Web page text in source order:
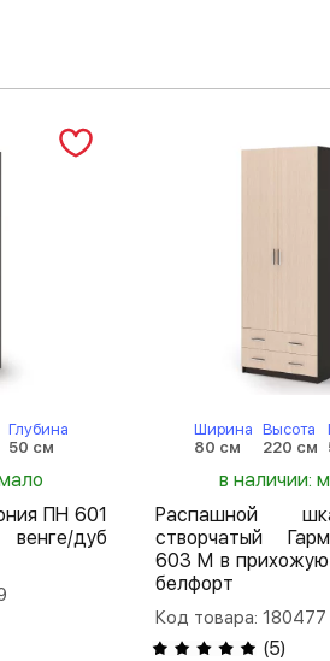
Глубина
50 см
ПН 601
дуб
Ширина
80 см
Высота
220 см
в наличии:
Распашной
створчатый
603 М в прихожую
белфорт
Код товара: 180477
(5)